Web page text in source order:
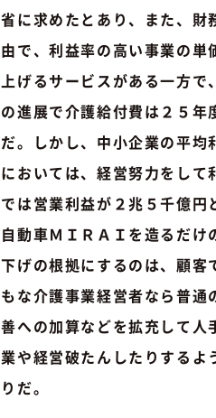
に求めたとあり、また、
で、利益率の高い事業の
げるサービスがある一方で
進展で介護給付費は２５年
。しかし、中小企業の平
おいては、経営努力をし
は営業利益が２兆５千億
動車ＭＩＲＡＩを造るだ
げの根拠にするのは、顧
な介護事業経営者なら普通
への加算などを拡充して人
や経営破たんしたりする
だ。